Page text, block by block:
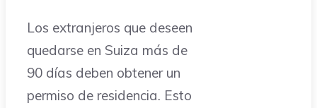
Los extranjeros que deseen
quedarse en Suiza más de
90 días deben obtener un
permiso de residencia. Esto